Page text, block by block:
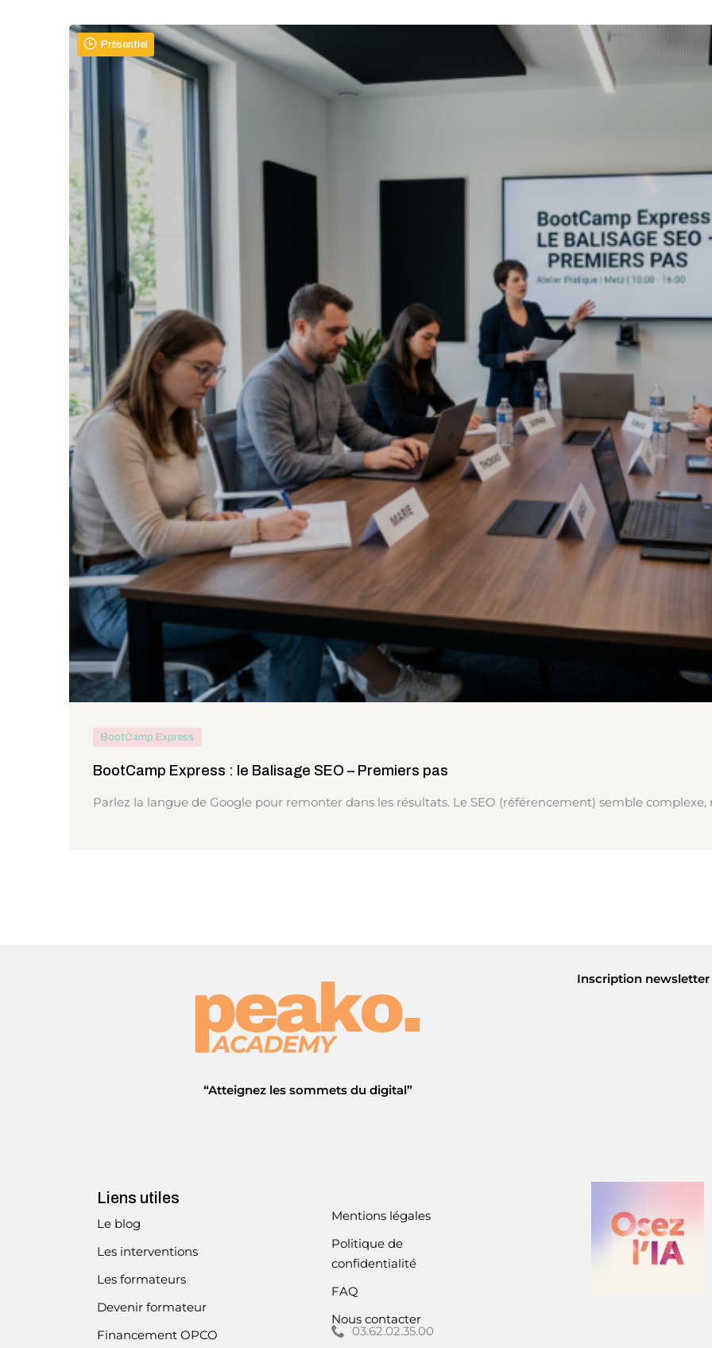
Présentiel
BootCamp Express
BootCamp Express : le Balisage SEO – Premiers pas
Parlez la langue de Google pour remonter dans les résultats. Le SEO (référencement) semble
“Atteignez les sommets du digital”
Inscription newsletter
Liens utiles
Le blog
Les interventions
Les formateurs
Devenir formateur
Financement OPCO
Mentions légales
Politique de
confidentialité
FAQ
Nous contacter
03.62.02.35.00